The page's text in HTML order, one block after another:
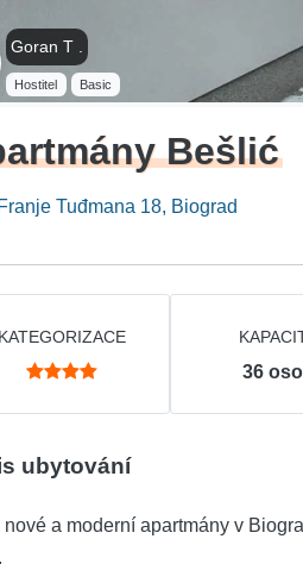
Goran T .
Hostitel Basic
Bešlić
Tuđmana 18, Biograd
KATEGORIZACE
36
ubytování
a moderní apartmány v